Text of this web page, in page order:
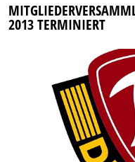
2013 TERMINIERT